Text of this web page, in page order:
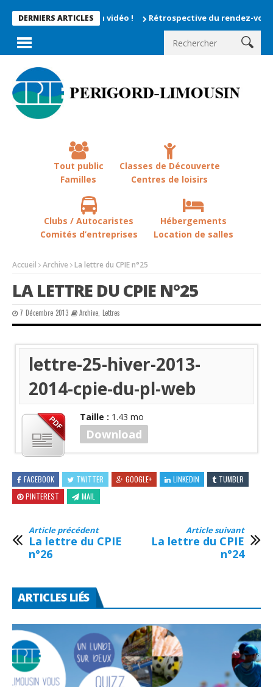
DERNIERS ARTICLES
enregistrés en vidéo ! Rétrospective du rendez-vous la
Tout public
Familles
Classes de Découverte
Centres de loisirs
Clubs / Autocaristes
Comités d’entreprises
Hébergements
Location de salles
Accueil Archive La lettre du CPIE n°25
LA LETTRE DU CPIE N°25
7 Décembre 2013 Archive, Lettres
lettre-25-hiver-2013-
2014-cpie-du-pl-web
PDF
Taille : 1.43 mo
Download
FACEBOOK TWITTER GOOGLE+ LINKEDIN
TUMBLR
PINTEREST
MAIL
Article précédent
La lettre du CPIE
n°26
Article suivant
La lettre du CPIE
n°24
ARTICLES LIÉS